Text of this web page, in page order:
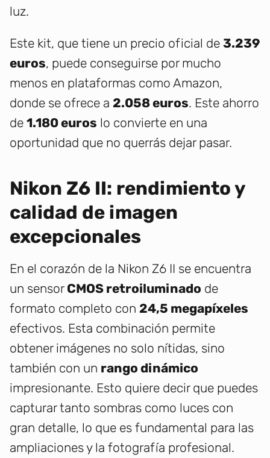
luz.
Este kit, que tiene un precio oficial de 3.239
euros, puede conseguirse por mucho
menos en plataformas como Amazon,
donde se ofrece a 2.058 euros. Este ahorro
de 1.180 euros lo convierte en una
oportunidad que no querrás dejar pasar.
Nikon Z6 II: rendimiento y
calidad de imagen
excepcionales
En el corazón de la Nikon Z6 II se encuentra
un sensor CMOS retroiluminado de
formato completo con 24,5 megapíxeles
efectivos. Esta combinación permite
obtener imágenes no solo nítidas, sino
también con un rango dinámico
impresionante. Esto quiere decir que puedes
capturar tanto sombras como luces con
gran detalle, lo que es fundamental para las
ampliaciones y la fotografía profesional.